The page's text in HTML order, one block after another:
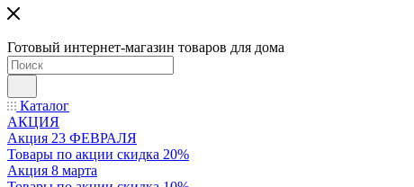
Готовый интернет-магазин товаров для дома
Каталог
АКЦИЯ
Акция 23 ФЕВРАЛЯ
Товары по акции скидка 20%
Акция 8 марта